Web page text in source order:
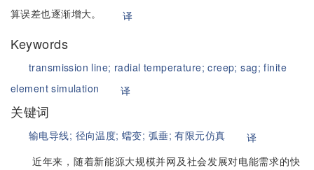
算误差也逐渐增大。
译
Keywords
transmission line; radial temperature;creep;sag;finite
element simulation
译
关键词
输电导线; 径向温度;蠕变; 弧垂;有限元仿真
译
近年来，随着新能源大规模并网及社会发展对电能需求的快